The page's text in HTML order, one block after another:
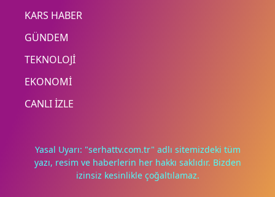
KARS HABER
GÜNDEM
TEKNOLOJİ
EKONOMİ
CANLI İZLE
Yasal Uyarı: "serhattv.com.tr" adlı sitemizdeki tüm
yazı, resim ve haberlerin her hakkı saklıdır. Bizden
izinsiz kesinlikle çoğaltılamaz.